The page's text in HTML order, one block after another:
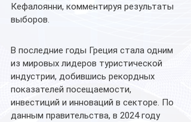
Кефалоянни, комментируя результаты
выборов.
В последние годы Греция стала одним
из мировых лидеров туристической
индустрии, добившись рекордных
показателей посещаемости,
инвестиций и инноваций в секторе. По
данным правительства, в 2024 году